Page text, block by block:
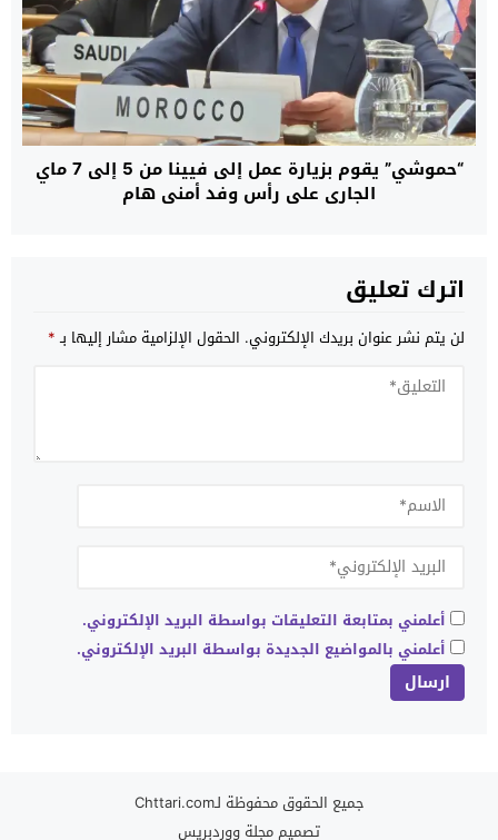
“حموشي” يقوم بزيارة عمل إلى فيينا من 5 إلى 7 ماي
الجاري على رأس وفد أمني هام
اترك تعليق
لن يتم نشر عنوان بريدك الإلكتروني. الحقول الإلزامية مشار إليها بـ*
أعلمني بمتابعة التعليقات بواسطة البريد الإلكتروني.
أعلمني بالمواضيع الجديدة بواسطة البريد الإلكتروني.
جميع الحقوق محفوظة لـChttari.com
تصميممجلة ووردبريس